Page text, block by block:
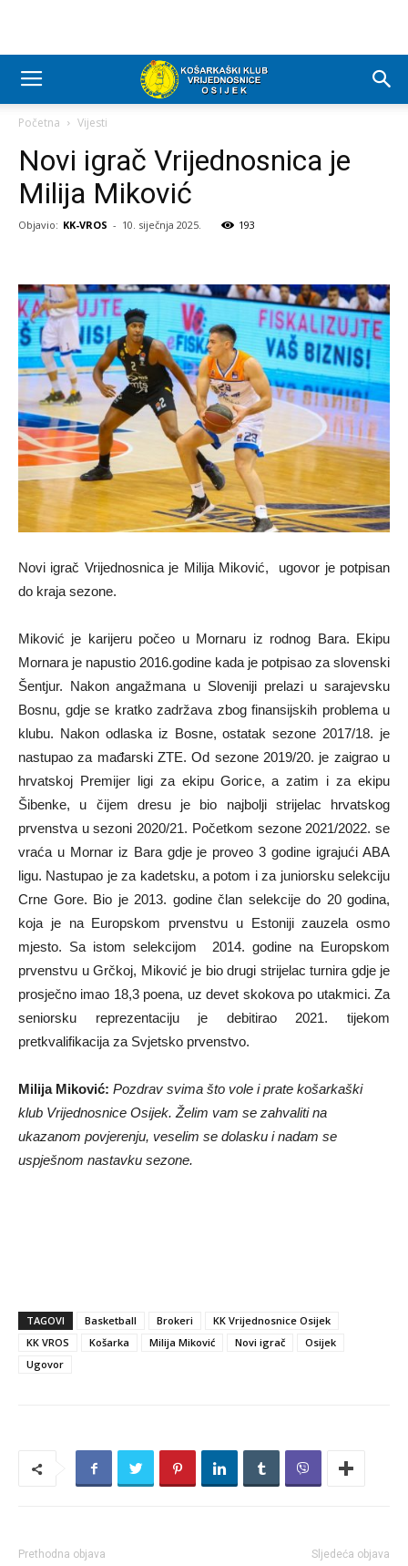
Početna Vijesti
Novi igrač Vrijednosnica je
Milija Miković
Objavio: KK-VROS - 10. siječnja 2025. 193
Novi igrač Vrijednosnica je Milija Miković, ugovor je potpisan
do kraja sezone.
Miković je karijeru počeo u Mornaru iz rodnog Bara. Ekipu
Mornara je napustio 2016.godine kada je potpisao za slovenski
Šentjur. Nakon angažmana u Sloveniji prelazi u sarajevsku
Bosnu, gdje se kratko zadržava zbog finansijskih problema u
klubu. Nakon odlaska iz Bosne, ostatak sezone 2017/18. je
nastupao za mađarski ZTE. Od sezone 2019/20. je zaigrao u
hrvatskoj Premijer ligi za ekipu Gorice, a zatim i za ekipu
Šibenke, u čijem dresu je bio najbolji strijelac hrvatskog
prvenstva u sezoni 2020/21. Početkom sezone 2021/2022. se
vraća u Mornar iz Bara gdje je proveo 3 godine igrajući ABA
ligu. Nastupao je za kadetsku, a potom i za juniorsku selekciju
Crne Gore. Bio je 2013. godine član selekcije do 20 godina,
koja je na Europskom prvenstvu u Estoniji zauzela osmo
mjesto. Sa istom selekcijom 2014. godine na Europskom
prvenstvu u Grčkoj, Miković je bio drugi strijelac turnira gdje je
prosječno imao 18,3 poena, uz devet skokova po utakmici. Za
seniorsku reprezentaciju je debitirao 2021. tijekom
pretkvalifikacija za Svjetsko prvenstvo.
Milija Miković: Pozdrav svima što vole i prate košarkaški
klub Vrijednosnice Osijek. Želim vam se zahvaliti na
ukazanom povjerenju, veselim se dolasku i nadam se
uspješnom nastavku sezone.
TAGOVI Basketball Brokeri
KK Vrijednosnice Osijek
KK VROS
Košarka Milija Miković Novi igrač
Osijek
Ugovor
Prethodna objava Sljedeća objava